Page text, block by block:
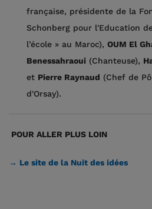
française, présidente de la
Schonberg pour l'Education
l’école » au Maroc), OUM El
Benessahraoui (Chanteuse),
et Pierre Raynaud (Chef de
d'Orsay).
POUR ALLER PLUS LOIN
→ Le site de la Nuit des idées